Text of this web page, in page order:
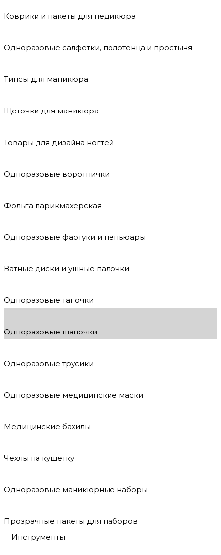
Коврики и пакеты для педикюра
Одноразовые салфетки, полотенца и простыня
Типсы для маникюра
Щеточки для маникюра
Товары для дизайна ногтей
Одноразовые воротнички
Фольга парикмахерская
Одноразовые фартуки и пеньюары
Ватные диски и ушные палочки
Одноразовые тапочки
Одноразовые шапочки
Одноразовые трусики
Одноразовые медицинские маски
Медицинские бахилы
Чехлы на кушетку
Одноразовые маникюрные наборы
Прозрачные пакеты для наборов
Инструменты